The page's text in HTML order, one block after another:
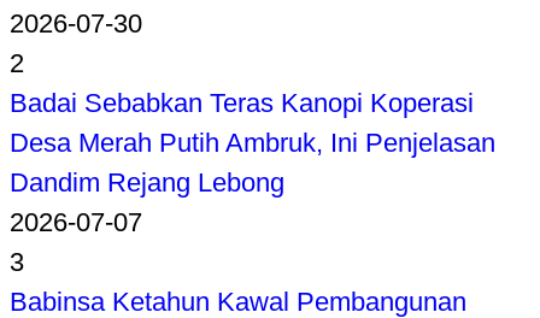
2026-07-30
2
Badai Sebabkan Teras Kanopi Koperasi
Desa Merah Putih Ambruk, Ini Penjelasan
Dandim Rejang Lebong
2026-07-07
3
Babinsa Ketahun Kawal Pembangunan